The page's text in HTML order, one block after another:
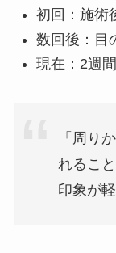
初回：施術
数回後：目
現在：2週
「周り
れるこ
印象が